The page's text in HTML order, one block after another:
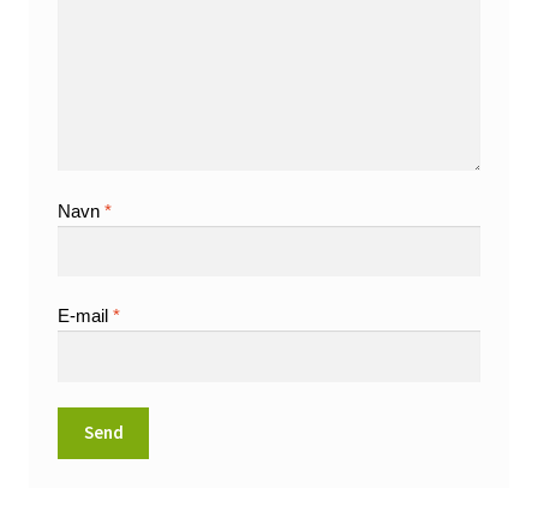
Navn*
E-mail*